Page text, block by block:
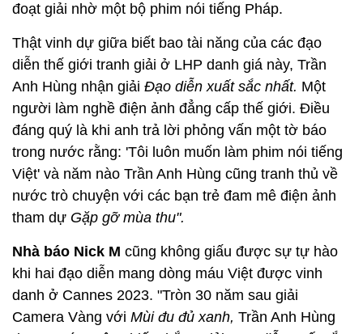
đoạt giải nhờ một bộ phim nói tiếng Pháp.
Thật vinh dự giữa biết bao tài năng của các đạo
diễn thế giới tranh giải ở LHP danh giá này, Trần
Anh Hùng nhận giải Đạo diễn xuất sắc nhất. Một
người làm nghề điện ảnh đẳng cấp thế giới. Điều
đáng quý là khi anh trả lời phỏng vấn một tờ báo
trong nước rằng: 'Tôi luôn muốn làm phim nói tiếng
Việt' và năm nào Trần Anh Hùng cũng tranh thủ về
nước trò chuyện với các bạn trẻ đam mê điện ảnh
tham dự Gặp gỡ mùa thu".
Nhà báo Nick M cũng không giấu được sự tự hào
khi hai đạo diễn mang dòng máu Việt được vinh
danh ở Cannes 2023. "Tròn 30 năm sau giải
Camera Vàng với Mùi đu đủ xanh, Trần Anh Hùng